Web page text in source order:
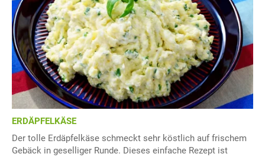
ERDÄPFELKÄSE
Der tolle Erdäpfelkäse schmeckt sehr köstlich auf frischem
Gebäck in geselliger Runde. Dieses einfache Rezept ist